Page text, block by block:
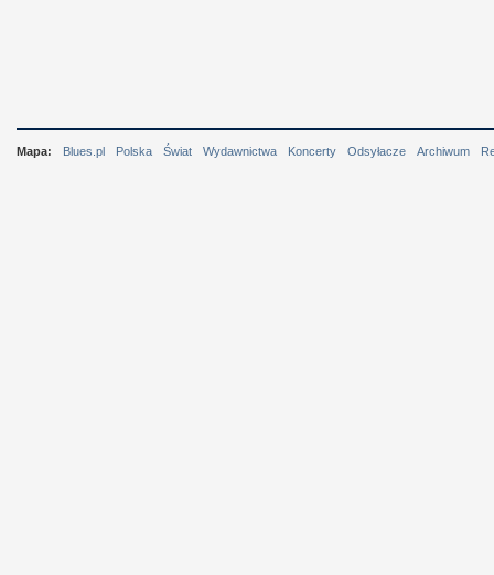
Mapa: Blues.pl Polska Świat Wydawnictwa Koncerty Odsyłacze Archiwum